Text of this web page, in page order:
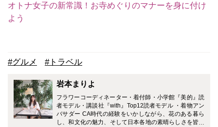
オトナ女子の新常識！お寺めぐりのマナーを身に付け
よう
#グルメ #トラベル
岩本まりよ
フラワーコーディネーター・着付師・小学館『美的』読
者モデル・講談社『with』Top12読者モデル ・着物アン
バサダー CA時代の経験をいかしながら、花のある暮ら
し、和文化の魅力、そして日本各地の素晴らしさを皆さ